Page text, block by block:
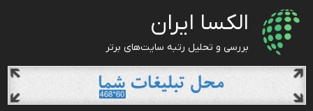
الکسا ایران
بررسی و تحلیل رتبه سایت‌های برتر